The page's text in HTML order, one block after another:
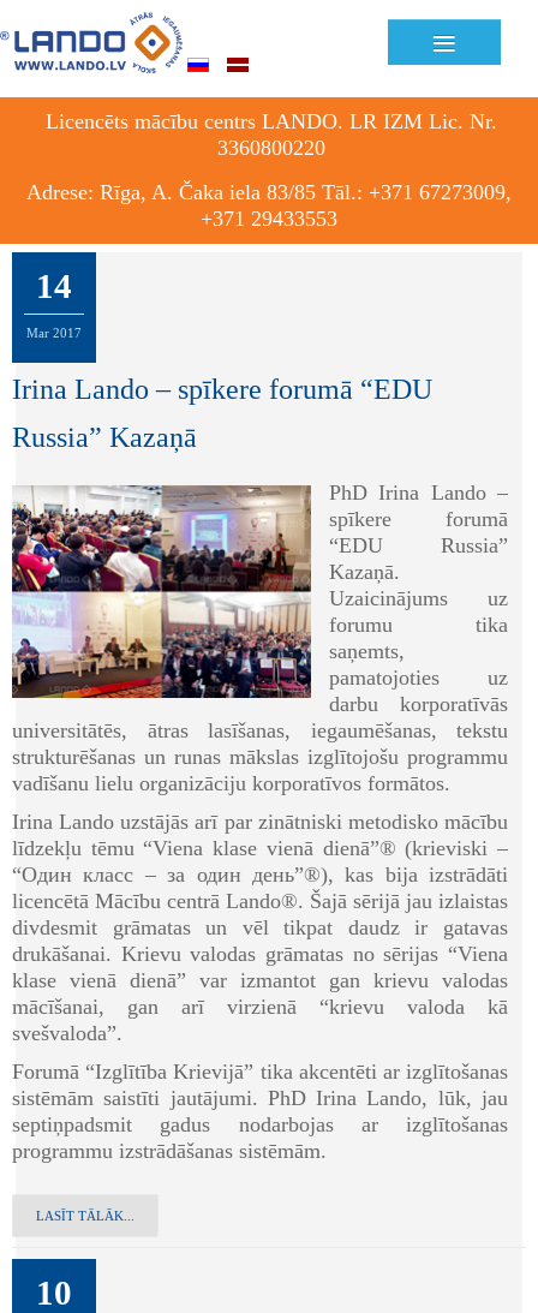
≡
Licencēts mācību centrs LANDO. LR IZM Lic. Nr.
3360800220
Adrese: Rīga, A. Čaka iela 83/85 Tāl.: +371 67273009,
+371 29433553
14
Mar 2017
Irina Lando – spīkere forumā “EDU
Russia” Kazaņā
PhD Irina Lando –
spīkere forumā
“EDU Russia”
Kazaņā.
Uzaicinājums uz
forumu tika
saņemts,
pamatojoties uz
darbu korporatīvās
universitātēs, ātras lasīšanas, iegaumēšanas, tekstu
strukturēšanas un runas mākslas izglītojošu programmu
vadīšanu lielu organizāciju korporatīvos formātos.
Irina Lando uzstājās arī par zinātniski metodisko mācību
līdzekļu tēmu “Viena klase vienā dienā”® (krieviski –
“Один класс – за один день”®), kas bija izstrādāti
licencētā Mācību centrā Lando®. Šajā sērijā jau izlaistas
divdesmit grāmatas un vēl tikpat daudz ir gatavas
drukāšanai. Krievu valodas grāmatas no sērijas “Viena
klase vienā dienā” var izmantot gan krievu valodas
mācīšanai, gan arī virzienā “krievu valoda kā
svešvaloda”.
Forumā “Izglītība Krievijā” tika akcentēti ar izglītošanas
sistēmām saistīti jautājumi. PhD Irina Lando, lūk, jau
septiņpadsmit gadus nodarbojas ar izglītošanas
programmu izstrādāšanas sistēmām.
LASĪT TĀLĀK...
10